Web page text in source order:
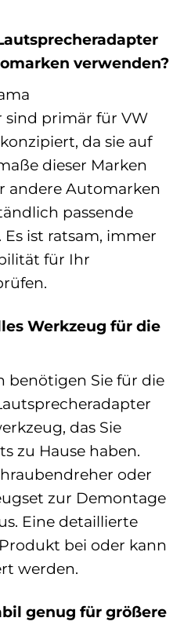
verwenden?
sind primär für VW
da sie auf
dieser Marken
andere Automarken
passende
ist ratsam, immer
für Ihr
Werkzeug für die
benötigen Sie für die
das Sie
zu Hause haben.
oder
zur Demontage
Eine detaillierte
bei oder kann
werden.
genug für größere